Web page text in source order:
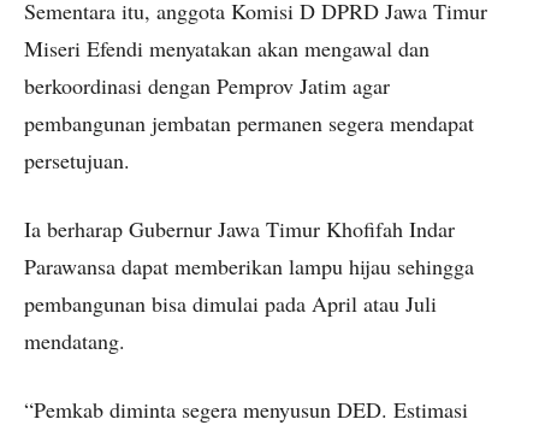
Sementara itu, anggota Komisi D DPRD Jawa Timur
Miseri Efendi menyatakan akan mengawal dan
berkoordinasi dengan Pemprov Jatim agar
pembangunan jembatan permanen segera mendapat
persetujuan.
Ia berharap Gubernur Jawa Timur Khofifah Indar
Parawansa dapat memberikan lampu hijau sehingga
pembangunan bisa dimulai pada April atau Juli
mendatang.
“Pemkab diminta segera menyusun DED. Estimasi